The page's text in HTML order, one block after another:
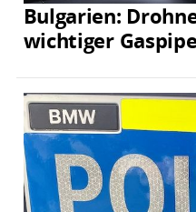
Bulgarien:
wichtiger